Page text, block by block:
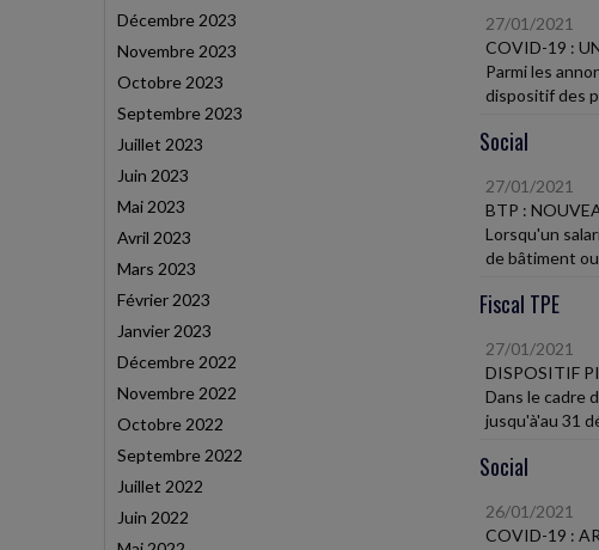
Décembre 2023
Novembre 2023
Octobre 2023
Septembre 2023
Juillet 2023
Juin 2023
Mai 2023
Avril 2023
Mars 2023
Février 2023
Janvier 2023
Décembre 2022
Novembre 2022
Octobre 2022
Septembre 2022
Juillet 2022
Juin 2022
27/01/2021
COVID-19 :
Parmi les
dispositif des
Social
27/01/2021
BTP :
Lorsqu'un
de bâtiment ou
Fiscal TPE
27/01/2021
DISPOSITIF
Dans le cadre
jusqu'à'au 31
Social
26/01/2021
COVID-19 :